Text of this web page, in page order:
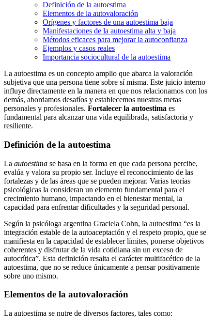
Definición de la autoestima
Elementos de la autovaloración
Orígenes y factores de una autoestima baja
Manifestaciones de la autoestima alta y baja
Métodos eficaces para mejorar la autoconfianza
Ejemplos y casos reales
Importancia sociocultural de la autoestima
La autoestima es un concepto amplio que abarca la valoración
subjetiva que una persona tiene sobre sí misma. Este juicio interno
influye directamente en la manera en que nos relacionamos con los
demás, abordamos desafíos y establecemos nuestras metas
personales y profesionales. Fortalecer la autoestima es
fundamental para alcanzar una vida equilibrada, satisfactoria y
resiliente.
Definición de la autoestima
La autoestima se basa en la forma en que cada persona percibe,
evalúa y valora su propio ser. Incluye el reconocimiento de las
fortalezas y de las áreas que se pueden mejorar. Varias teorías
psicológicas la consideran un elemento fundamental para el
crecimiento humano, impactando en el bienestar mental, la
capacidad para enfrentar dificultades y la seguridad personal.
Según la psicóloga argentina Graciela Cohn, la autoestima “es la
integración estable de la autoaceptación y el respeto propio, que se
manifiesta en la capacidad de establecer límites, ponerse objetivos
coherentes y disfrutar de la vida cotidiana sin un exceso de
autocrítica”. Esta definición resalta el carácter multifacético de la
autoestima, que no se reduce únicamente a pensar positivamente
sobre uno mismo.
Elementos de la autovaloración
La autoestima se nutre de diversos factores, tales como: